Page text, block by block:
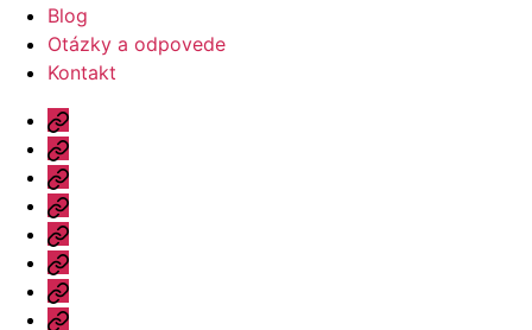
Blog
Otázky a odpovede
Kontakt
Úvod
Ponuka
Katalóg
Vzorový
dom
Informácie
Naše
výhody
Blog
Otázky